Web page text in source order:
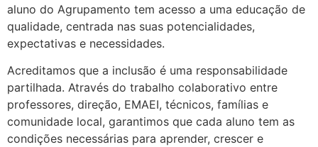
aluno do Agrupamento tem acesso a uma educação de
qualidade, centrada nas suas potencialidades,
expectativas e necessidades.
Acreditamos que a inclusão é uma responsabilidade
partilhada. Através do trabalho colaborativo entre
professores, direção, EMAEI, técnicos, famílias e
comunidade local, garantimos que cada aluno tem as
condições necessárias para aprender, crescer e